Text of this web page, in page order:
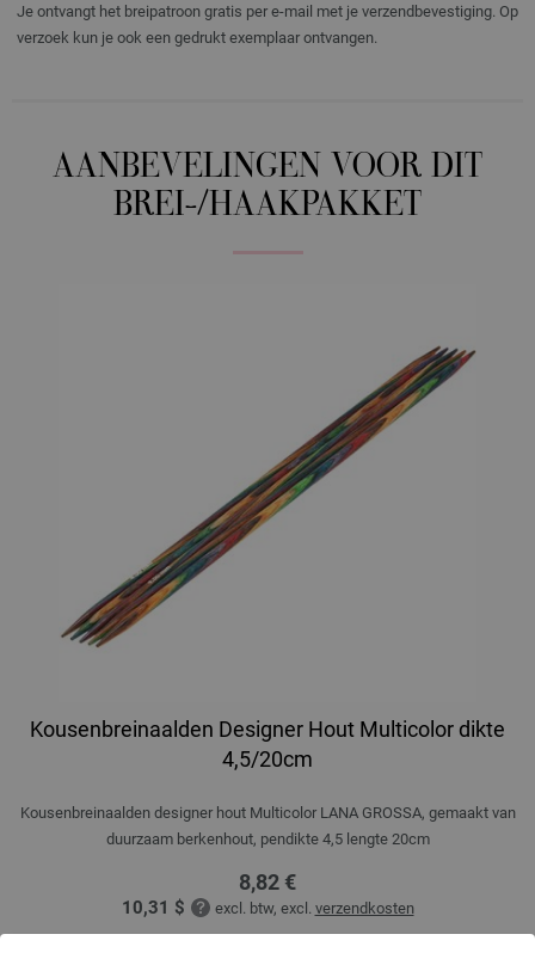
Je ontvangt het breipatroon gratis per e-mail met je verzendbevestiging. Op
verzoek kun je ook een gedrukt exemplaar ontvangen.
AANBEVELINGEN VOOR DIT
BREI-/HAAKPAKKET
Kousenbreinaalden Designer Hout Multicolor dikte
4,5/20cm
Kousenbreinaalden designer hout Multicolor LANA GROSSA, gemaakt van
duurzaam berkenhout, pendikte 4,5 lengte 20cm
8,82 €
10,31 $ excl. btw, excl. verzendkosten